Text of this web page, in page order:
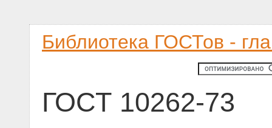
Библиотека ГОСТов -
ГОСТ 10262-73